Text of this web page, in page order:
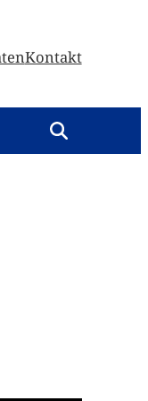
Kontakt